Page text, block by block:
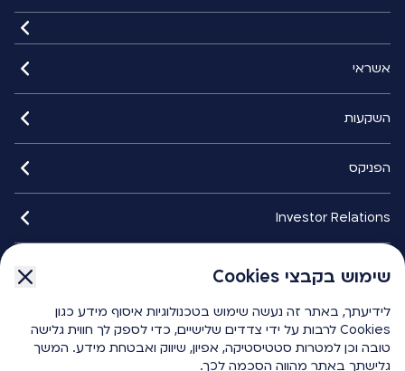
שימוש בקבצי Cookies
לידיעתך, באתר זה נעשה שימוש בטכנולוגיות איסוף מידע כגון
Cookies לרבות על ידי צדדים שלישיים, כדי לספק לך חווית גלישה
טובה וכן למטרות סטטיסטיקה, אפיון, שיווק ואבטחת מידע. המשך
גלישתך באתר מהווה הסכמה לכך.
אשראי
השקעות
הפניקס
Investor Relations
הפניקס smart
כלים ומחשבונים